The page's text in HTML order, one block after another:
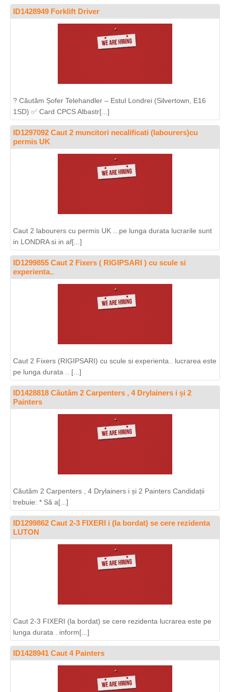
ID1428949 Forklift Driver
? Căutăm Șofer Telehandler – Estul Londrei (Silvertown, E16
1SD) ✅ Card CPCS Albastr[...]
ID1297092 Caut 2 muncitori necalificati (labourers)cu
permis UK
Caut 2 labourers cu permis UK ...pe lunga durata lucrarile sunt
in LONDRA si in af[...]
ID1299855 Caut 2 Fixers ( RIGIPSARI ) cu scule si
experienta..
Caut 2 Fixers (RIGIPSARI) cu scule si experienta.. lucrarea este
pe lunga durata .. [...]
ID1428818 Căutăm 2 Carpenters , 4 Drylainers i și 2
Painters
Căutăm 2 Carpenters , 4 Drylainers i și 2 Painters Candidații
trebuie: * Să a[...]
ID1299862 Caut 2-3 FIXERI i (la bordat) se cere rezidenta
LUTON
Caut 2-3 FIXERI (la bordat) se cere rezidenta lucrarea este pe
lunga durata . inform[...]
ID1428941 Caut 4 Painters